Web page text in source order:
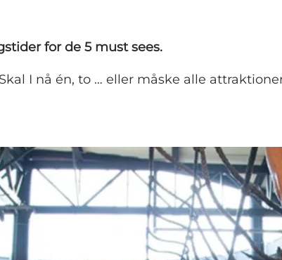
for de 5 must sees.
I nå én, to … eller måske alle